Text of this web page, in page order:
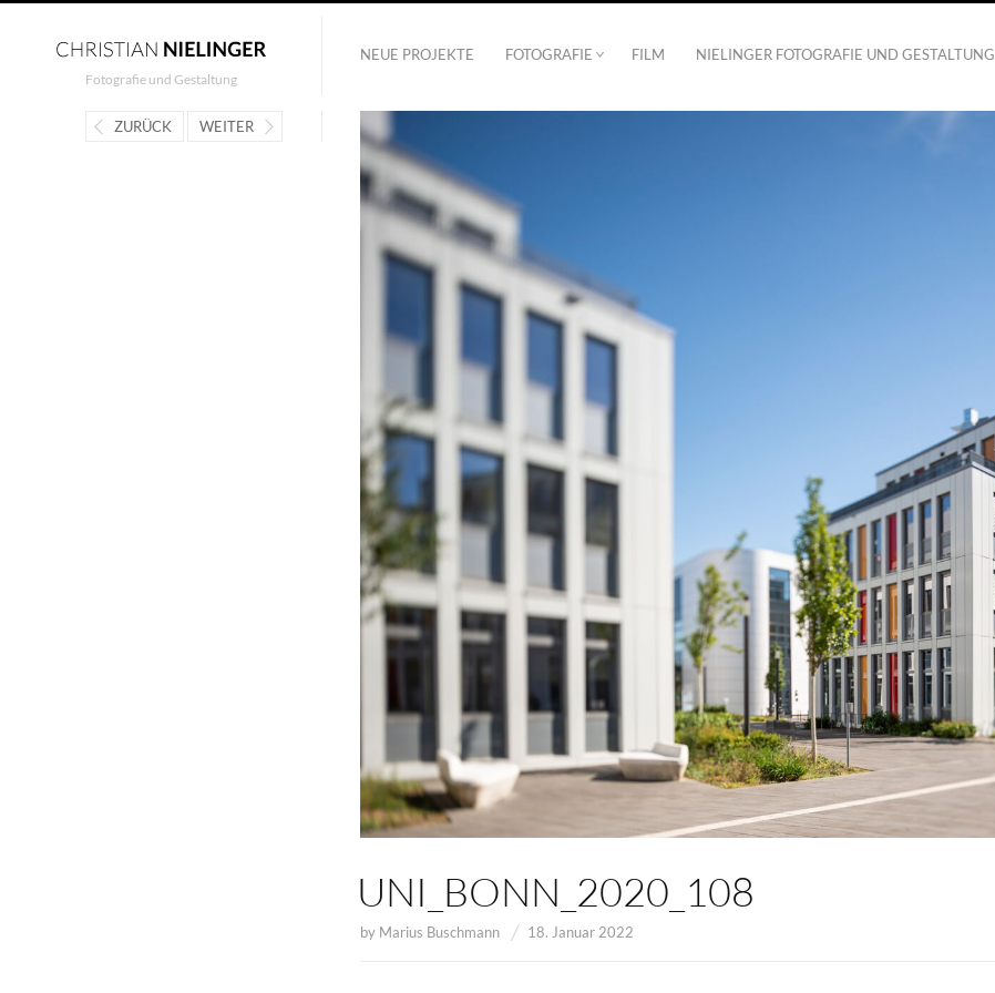
Fotografie und Gestaltung
NEUE PROJEKTE FOTOGRAFIE FILM NIELINGER FOTOGRAFIE UND GESTALTUNG
UNI_BONN_2020_108
by Marius Buschmann 18. Januar 2022
ZURÜCK WEITER